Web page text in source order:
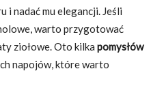
i nadać mu elegancji. Jeśli
warto przygotować
ziołowe. Oto kilka pomysłów
napojów, które warto